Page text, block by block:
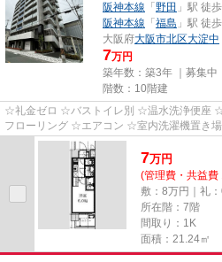
阪神本線 「 野田 」駅 徒
阪神本線 「 福島 」駅 徒
大阪府大阪市北区大淀中
7万円
築年数：築3年 ｜募集中
階数：10階建
☆礼金ゼロ ☆バストイレ別 ☆温水洗浄便座
フローリング ☆エアコン ☆室内洗濯機置き
7万円
(管理費・共益費
敷：8万円｜礼：
所在階：7階
間取り：1K
面積：21.24㎡